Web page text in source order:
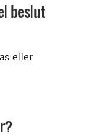
beslut
eller